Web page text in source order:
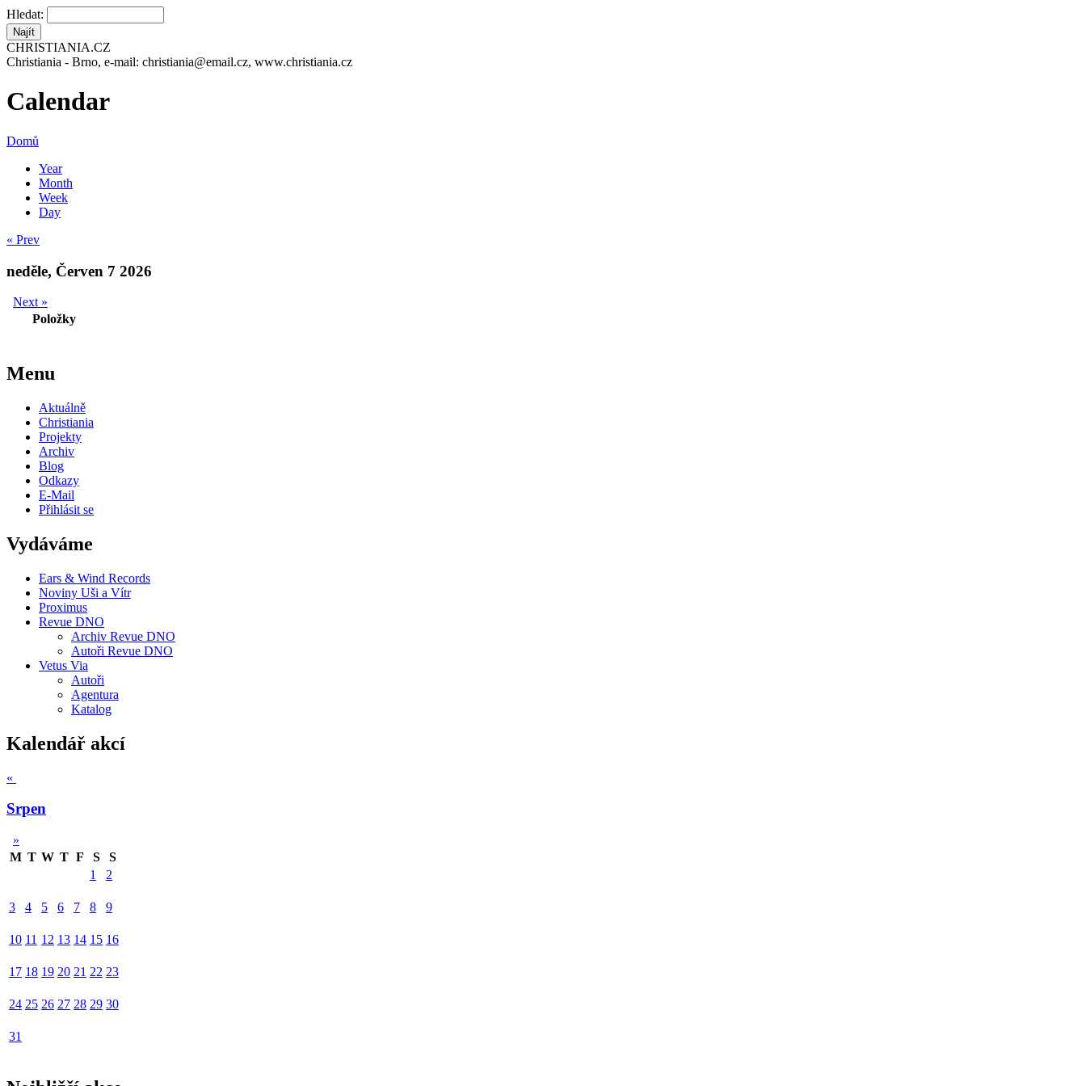
Hledat:
CHRISTIANIA.CZ
Christiania - Brno, e-mail: christiania@email.cz, www.christiania.cz
Calendar
Domů
Year
Month
Week
Day
« Prev
neděle, Červen 7 2026
Next »
Položky
Menu
Aktuálně
Christiania
Projekty
Archiv
Blog
Odkazy
E-Mail
Přihlásit se
Vydáváme
Ears & Wind Records
Noviny Uši a Vítr
Proximus
Revue DNO
Archiv Revue DNO
Autoři Revue DNO
Vetus Via
Autoři
Agentura
Katalog
Kalendář akcí
«
Srpen
»
M T W T F S
S
1
2
3 4 5 6 7 8 9
10 11 12 13 14 15 16
17 18 19 20 21 22 23
24 25 26 27 28 29 30
31